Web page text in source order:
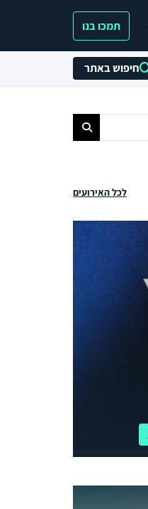
תמכו בנו
חיפוש באתר
לכל האירועים